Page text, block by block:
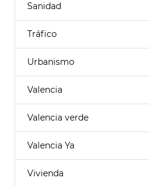
Sanidad
Tráfico
Urbanismo
Valencia
Valencia verde
Valencia Ya
Vivienda